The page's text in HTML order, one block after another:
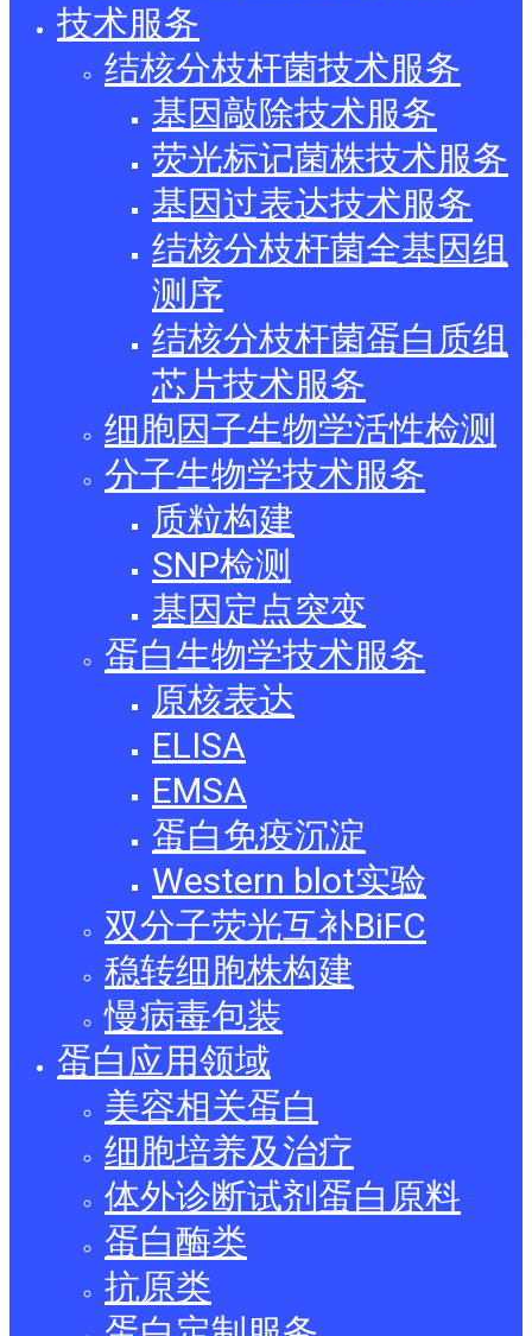
技术服务
结核分枝杆菌技术服务
基因敲除技术服务
荧光标记菌株技术服务
基因过表达技术服务
结核分枝杆菌全基因组
测序
结核分枝杆菌蛋白质组
芯片技术服务
细胞因子生物学活性检测
分子生物学技术服务
质粒构建
SNP检测
基因定点突变
蛋白生物学技术服务
原核表达
ELISA
EMSA
蛋白免疫沉淀
Western blot实验
双分子荧光互补BiFC
稳转细胞株构建
慢病毒包装
蛋白应用领域
美容相关蛋白
细胞培养及治疗
体外诊断试剂蛋白原料
蛋白酶类
抗原类